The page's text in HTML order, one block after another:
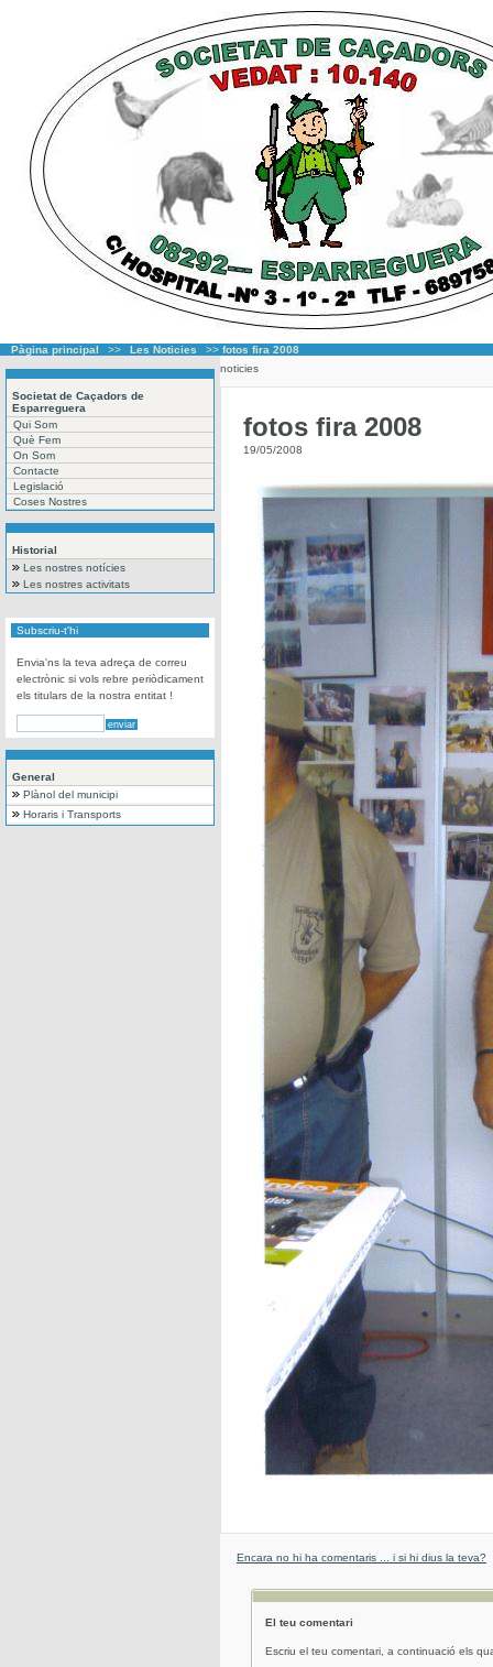
Pàgina principal >> Les Noticies >> fotos fira 2008
Societat de Caçadors de
Esparreguera
Qui Som
Què Fem
On Som
Contacte
Legislació
Coses Nostres
Historial
Les nostres notícies
Les nostres activitats
Subscriu-t'hi
Envia'ns la teva adreça de correu
electrònic si vols rebre periòdicament
els titulars de la nostra entitat !
General
Plànol del municipi
Horaris i Transports
noticies
fotos fira 2008
19/05/2008
Encara no hi ha comentaris ... i si hi dius la teva?
El teu comentari
Escriu el teu comentari, a continuació els